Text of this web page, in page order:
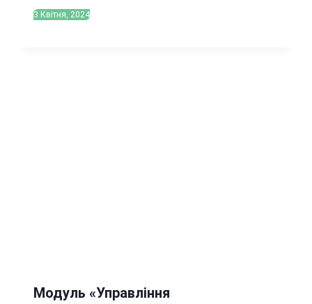
3 Квітня, 2024
Модуль «Управління